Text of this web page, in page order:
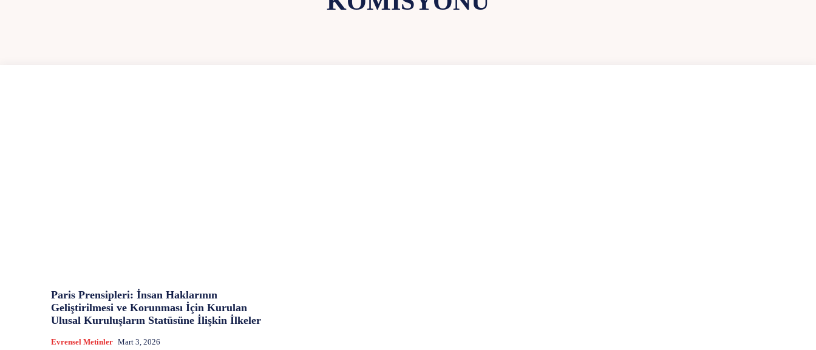
Paris Prensipleri: İnsan Haklarının
Geliştirilmesi ve Korunması İçin Kurulan
Ulusal Kuruluşların Statüsüne İlişkin İlkeler
Evrensel Metinler Mart 3, 2026